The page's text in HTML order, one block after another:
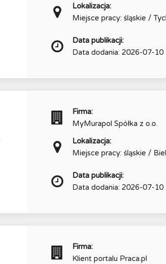
Lokalizacja:
Miejsce pracy: śląskie /
Data publikacji:
Data dodania: 2026-07-10
Firma:
MyMurapol Spółka z o.o.
Lokalizacja:
Miejsce pracy: śląskie /
Data publikacji:
Data dodania: 2026-07-10
Firma:
Klient portalu Praca.pl